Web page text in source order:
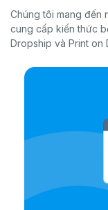
Chúng tôi mang đến
cung cấp kiến thức
Dropship và Print on